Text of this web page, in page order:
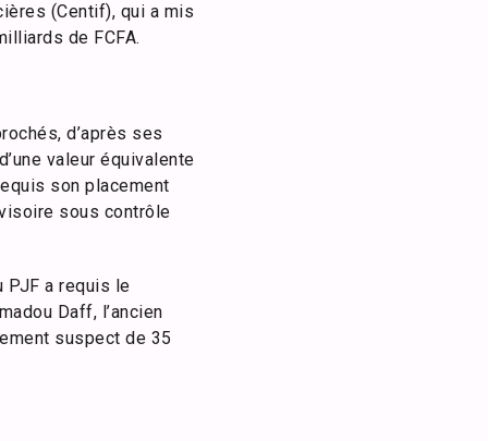
(Centif), qui a mis
de FCFA.
d’après ses
valeur équivalente
son placement
sous contrôle
PJF a requis le
Daff, l’ancien
suspect de 35